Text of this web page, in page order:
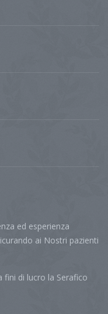
ed esperienza
ai Nostri pazienti
fini di lucro la Serafico